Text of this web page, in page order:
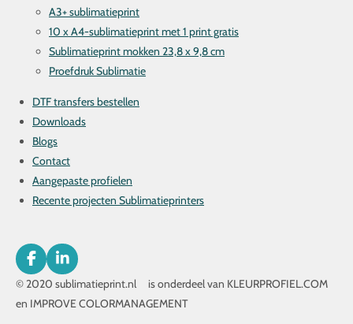
A3+ sublimatieprint
10 x A4-sublimatieprint met 1 print gratis
Sublimatieprint mokken 23,8 x 9,8 cm
Proefdruk Sublimatie
DTF transfers bestellen
Downloads
Blogs
Contact
Aangepaste profielen
Recente projecten Sublimatieprinters
F
a
c
e
L
i
k
© 2020 sublimatieprint.nl is onderdeel van KLEURPROFIEL.COM
en IMPROVE COLORMANAGEMENT